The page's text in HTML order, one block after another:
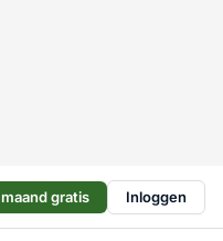
maand gratis Inloggen